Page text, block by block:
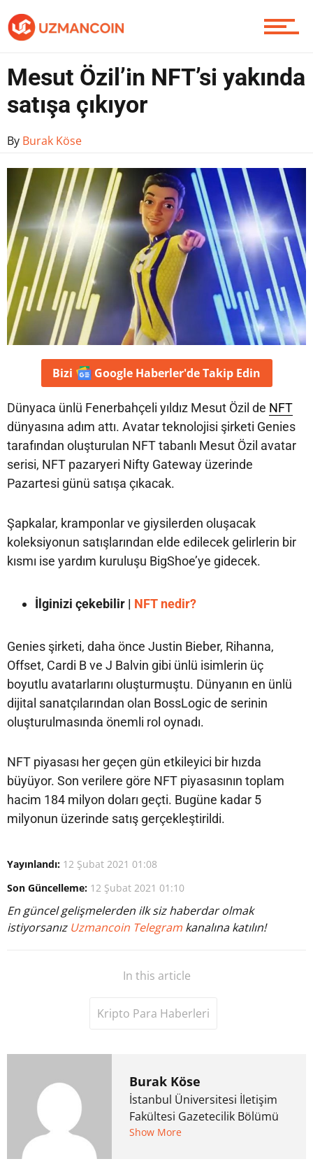
Yazarlardan
Piyasa
Soru Sor
Contact / İletişim
Mesut Özil’in NFT’si yakında
satışa çıkıyor
By Burak Köse
Bizi Google Haberler'deTakip Edin
Dünyaca ünlü Fenerbahçeli yıldız Mesut Özil de NFT
dünyasına adım attı. Avatar teknolojisi şirketi Genies
tarafından oluşturulan NFT tabanlı Mesut Özil avatar
serisi, NFT pazaryeri Nifty Gateway üzerinde
Pazartesi günü satışa çıkacak.
Şapkalar, kramponlar ve giysilerden oluşacak
koleksiyonun satışlarından elde edilecek gelirlerin bir
kısmı ise yardım kuruluşu BigShoe’ye gidecek.
İlginizi çekebilir | NFT nedir?
Genies şirketi, daha önce Justin Bieber, Rihanna,
Offset, Cardi B ve J Balvin gibi ünlü isimlerin üç
boyutlu avatarlarını oluşturmuştu. Dünyanın en ünlü
dijital sanatçılarından olan BossLogic de serinin
oluşturulmasında önemli rol oynadı.
NFT piyasası her geçen gün etkileyici bir hızda
büyüyor. Son verilere göre NFT piyasasının toplam
hacim 184 milyon doları geçti. Bugüne kadar 5
milyonun üzerinde satış gerçekleştirildi.
Yayınlandı: 12 Şubat 2021 01:08
Son Güncelleme: 12 Şubat 2021 01:10
En güncel gelişmelerden ilk siz haberdar olmak
istiyorsanız Uzmancoin Telegram kanalına katılın!
In this article
Kripto Para Haberleri
Burak Köse
İstanbul Üniversitesi İletişim
Fakültesi Gazetecilik Bölümü
mezunu. 6 yıl ana akım
Show More